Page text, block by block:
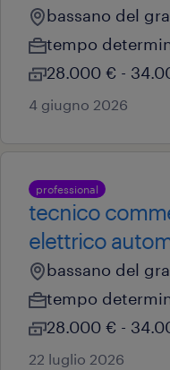
bassano del
tempo
28.000 € -
4 giugno 2026
professional
tecnico
elettrico
bassano del
tempo
28.000 € -
22 luglio 2026